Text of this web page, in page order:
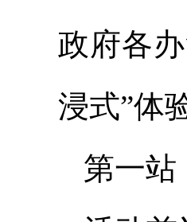
政府各
浸式”体
第一